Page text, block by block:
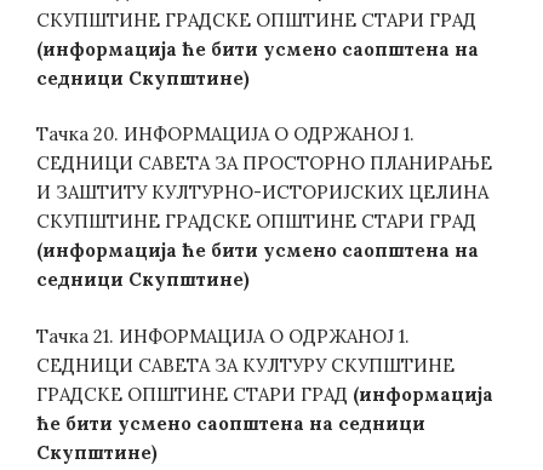
СКУПШТИНЕ ГРАДСКЕ ОПШТИНЕ СТАРИ ГРАД
(информација ће бити усмено саопштена на
седници Скупштине)
Тачка 20. ИНФОРМАЦИЈА О ОДРЖАНОЈ 1.
СЕДНИЦИ САВЕТА ЗА ПРОСТОРНО ПЛАНИРАЊЕ
И ЗАШТИТУ КУЛТУРНО-ИСТОРИЈСКИХ ЦЕЛИНА
СКУПШТИНЕ ГРАДСКЕ ОПШТИНЕ СТАРИ ГРАД
(информација ће бити усмено саопштена на
седници Скупштине)
Тачка 21. ИНФОРМАЦИЈА О ОДРЖАНОЈ 1.
СЕДНИЦИ САВЕТА ЗА КУЛТУРУ СКУПШТИНЕ
ГРАДСКЕ ОПШТИНЕ СТАРИ ГРАД (информација
ће бити усмено саопштена на седници
Скупштине)